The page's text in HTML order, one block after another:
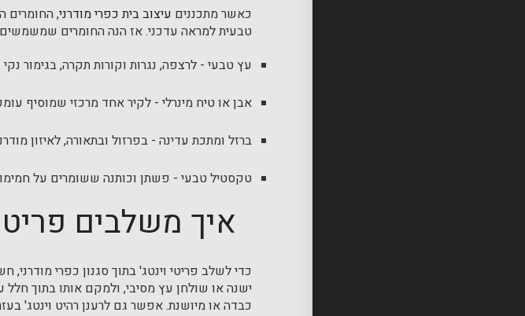
כאשר מתכננים עיצוב בית כפרי מודרני, החומרים
טבעית למראה עדכני. אז הנה החומרים שמשמשים
עץ טבעי - לרצפה, נגרות וקורות תקרה, בגימור
אבן או טיח מינרלי - לקיר אחד מרכזי שמוסיף
ברזל ומתכת עדינה - בפרזול ובתאורה, לאיזון
טקסטיל טבעי - פשתן וכותנה ששומרים על
איך משלבים
כדי לשלב פריטי וינטג' בתוך סגנון כפרי
ישנה או שולחן עץ מסיבי, ולמקם אותו בתוך חלל
כבדה או מיושנת. אפשר גם לרענן רהיט וינטג'